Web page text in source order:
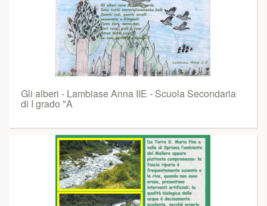
Gli alberi - Lambiase Anna IIE - Scuola Secondaria
di I grado "A